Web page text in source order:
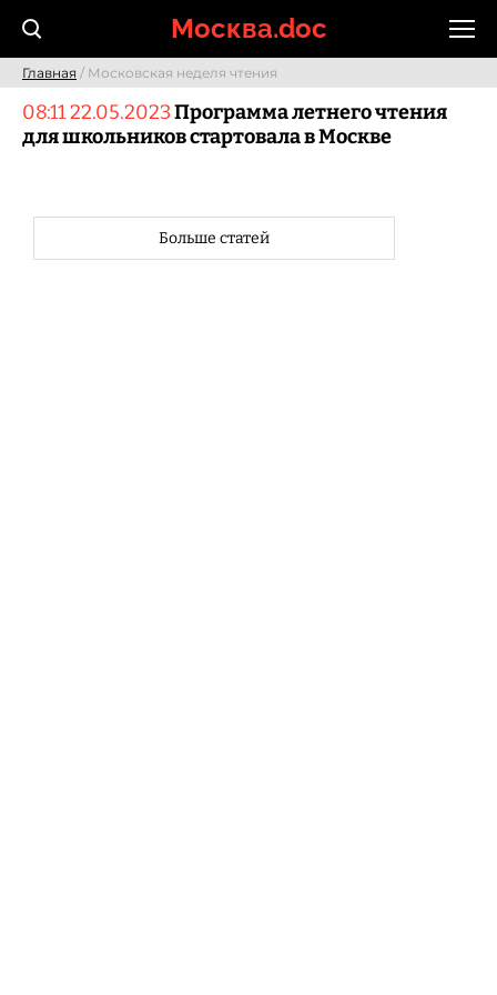
Москва.doc
Главная / Московская неделя чтения
08:11 22.05.2023Программа летнего чтения
для школьников стартовала в Москве
Больше статей